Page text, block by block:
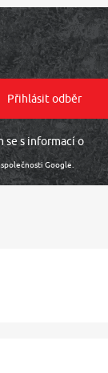
se s informací o
společnosti Google.